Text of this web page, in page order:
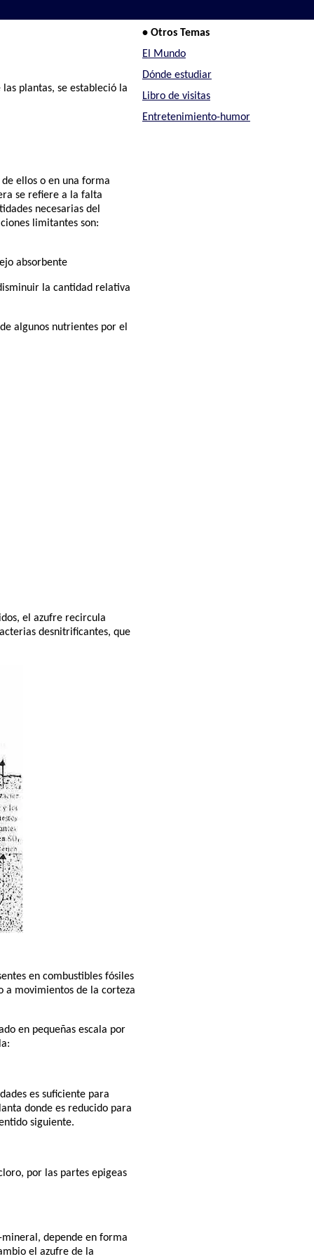
plantas, se estableció la
ellos o en una forma
se refiere a la falta
necesarias del
limitantes son:
absorbente
la cantidad relativa
algunos nutrientes por el
el azufre recircula
desnitrificantes, que
en combustibles fósiles
a movimientos de la corteza
en pequeñas escala por
es suficiente para
donde es reducido para
siguiente.
por las partes epigeas
depende en forma
el azufre de la
• Otros Temas
El Mundo
Dónde estudiar
Libro de visitas
Entretenimiento-humor